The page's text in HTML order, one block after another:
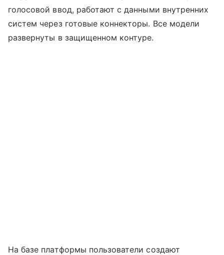
голосовой ввод, работают с данными внутренних
систем через готовые коннекторы. Все модели
развернуты в защищенном контуре.
На базе платформы пользователи создают